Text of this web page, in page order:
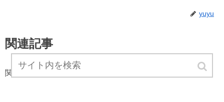
yuyu
関連記事
関連記事は見つかりませんでした。